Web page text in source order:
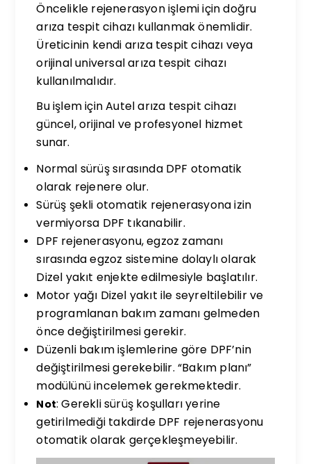
Öncelikle rejenerasyon işlemi için doğru
arıza tespit cihazı kullanmak önemlidir.
Üreticinin kendi arıza tespit cihazı veya
orijinal universal arıza tespit cihazı
kullanılmalıdır.
Bu işlem için Autel arıza tespit cihazı
güncel, orijinal ve profesyonel hizmet
sunar.
Normal sürüş sırasında DPF otomatik
olarak rejenere olur.
Sürüş şekli otomatik rejenerasyona izin
vermiyorsa DPF tıkanabilir.
DPF rejenerasyonu, egzoz zamanı
sırasında egzoz sistemine dolaylı olarak
Dizel yakıt enjekte edilmesiyle başlatılır.
Motor yağı Dizel yakıt ile seyreltilebilir ve
programlanan bakım zamanı gelmeden
önce değiştirilmesi gerekir.
Düzenli bakım işlemlerine göre DPF’nin
değiştirilmesi gerekebilir. “Bakım planı”
modülünü incelemek gerekmektedir.
Not: Gerekli sürüş koşulları yerine
getirilmediği takdirde DPF rejenerasyonu
otomatik olarak gerçekleşmeyebilir.